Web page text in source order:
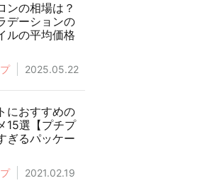
ンの相場は？
デーションの
ルの平均価格
2025.05.22
におすすめの
15選【プチプ
ぎるパッケー
2021.02.19